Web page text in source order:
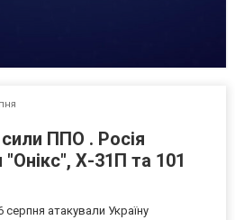
ППО . Росія
"Онікс", Х-31П та 101
серпня атакували Україну